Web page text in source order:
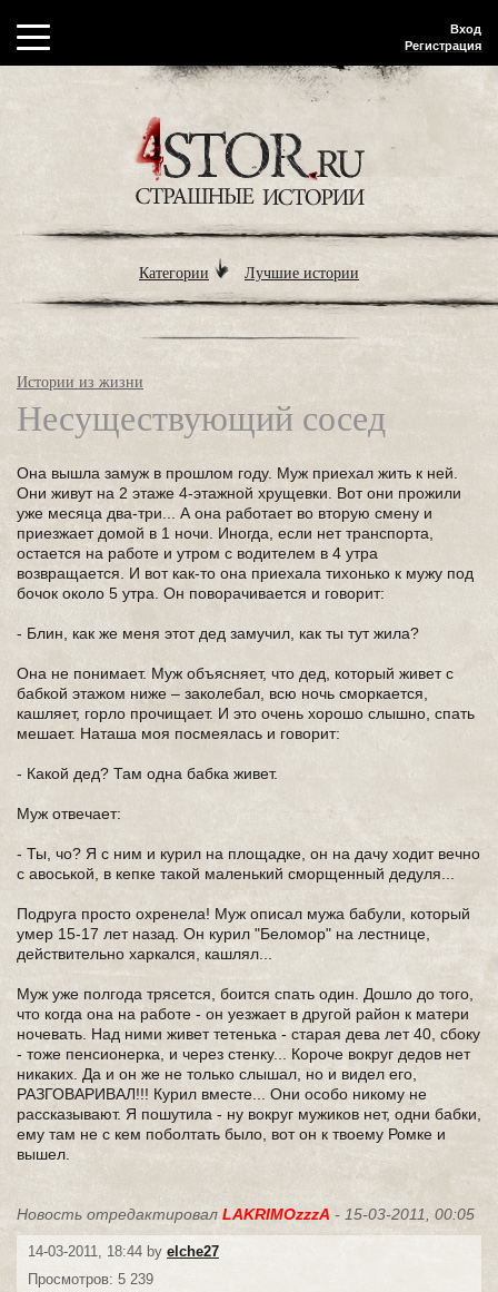
Вход
Регистрация
Категории Лучшие истории
Истории из жизни
Несуществующий сосед
Она вышла замуж в прошлом году. Муж приехал жить к ней.
Они живут на 2 этаже 4-этажной хрущевки. Вот они прожили
уже месяца два-три... А она работает во вторую смену и
приезжает домой в 1 ночи. Иногда, если нет транспорта,
остается на работе и утром с водителем в 4 утра
возвращается. И вот как-то она приехала тихонько к мужу под
бочок около 5 утра. Он поворачивается и говорит:
- Блин, как же меня этот дед замучил, как ты тут жила?
Она не понимает. Муж объясняет, что дед, который живет с
бабкой этажом ниже – заколебал, всю ночь сморкается,
кашляет, горло прочищает. И это очень хорошо слышно, спать
мешает. Наташа моя посмеялась и говорит:
- Какой дед? Там одна бабка живет.
Муж отвечает:
- Ты, чо? Я с ним и курил на площадке, он на дачу ходит вечно
с авоськой, в кепке такой маленький сморщенный дедуля...
Подруга просто охренела! Муж описал мужа бабули, который
умер 15-17 лет назад. Он курил "Беломор" на лестнице,
действительно харкался, кашлял...
Муж уже полгода трясется, боится спать один. Дошло до того,
что когда она на работе - он уезжает в другой район к матери
ночевать. Над ними живет тетенька - старая дева лет 40, сбоку
- тоже пенсионерка, и через стенку... Короче вокруг дедов нет
никаких. Да и он же не только слышал, но и видел его,
РАЗГОВАРИВАЛ!!! Курил вместе... Они особо никому не
рассказывают. Я пошутила - ну вокруг мужиков нет, одни бабки,
ему там не с кем поболтать было, вот он к твоему Ромке и
вышел.
Новость отредактировал LAKRIMOzzzA - 15-03-2011, 00:05
14-03-2011, 18:44 by elche27
Просмотров: 5 239